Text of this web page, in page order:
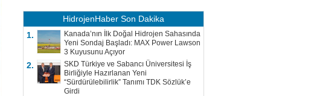
HidrojenHaber Son Dakika
1.
Kanada’nın İlk Doğal Hidrojen Sahasında
Yeni Sondaj Başladı: MAX Power Lawson
3 Kuyusunu Açıyor
2.
SKD Türkiye ve Sabancı Üniversitesi İş
Birliğiyle Hazırlanan Yeni
“Sürdürülebilirlik” Tanımı TDK Sözlük’e
Girdi